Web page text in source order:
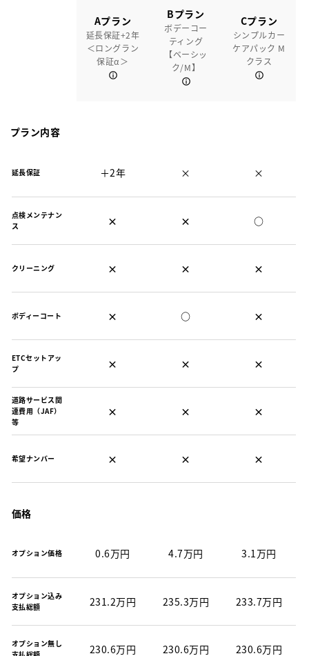
Aプラン
延長保証+2年
＜ロングラン
保証α＞
Bプラン
ボデーコー
ティング
【ベーシッ
ク/M】
Cプラン
シンプルカー
ケアパック M
クラス
プラン内容
延長保証 ＋2年 × ×
点検メンテナン
ス
× × ○
クリーニング × × ×
ボディーコート × ○ ×
ETCセットアッ
プ
× × ×
道路サービス関
連費用（JAF）
等
× × ×
希望ナンバー × × ×
価格
オプション価格 0.6万円 4.7万円 3.1万円
オプション込み
支払総額
231.2万円 235.3万円 233.7万円
オプション無し
230.6万円 230.6万円 230.6万円